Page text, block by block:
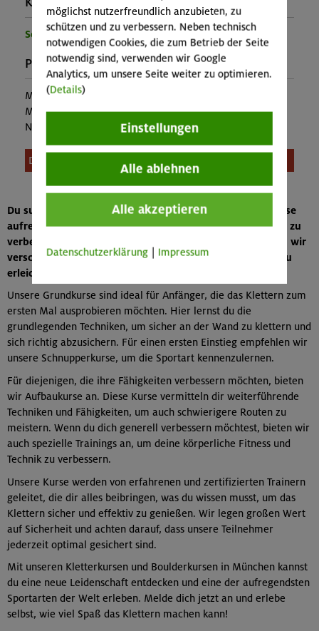
Sektion München
Preise:
Mitglieder:
Mitglieder anderer Sektion:
22,00 €
Nichtmitglieder:
26,00 €
Diese Veranstaltung ist leider nicht mehr buchbar.
Du suchst nach einem Kletterkurs in München, um in diese
aufregende Sportart einzusteigen oder deine Fähigkeiten zu
verbessern? Als Alpenverein München & Oberland bieten wir
verschiedene Kurse an, um den Einstieg in das Klettern zu
erleichtern oder deine Kenntnisse zu vertiefen.
Unsere Grundkurse sind ideal für Anfänger, die das Klettern zum
ersten Mal ausprobieren möchten. Hier lernst du die
grundlegenden Techniken, um sicher an der Wand zu klettern und
sich richtig abzusichern. Für einen ersten Einstieg empfehlen wir
unsere Schnupperkurse, um die Sportart kennenzulernen.
Für diejenigen, die ihre Fähigkeiten verbessern möchten, bieten
wir Aufbaukurse an. Diese Kurse vermitteln dir weiterführende
Techniken und Fähigkeiten, um auch schwierigere Routen zu
meistern. Wenn du dich generell verbessern möchtest, bieten wir
auch spezielle Trainings an, um deine körperliche Fitness und
Technik zu verbessern.
Unsere Kurse werden von erfahrenen und zertifizierten Trainern
geleitet, die dir alles beibringen, was du wissen musst, um das
Klettern sicher und effektiv zu genießen. Wir legen großen Wert
auf Sicherheit und achten darauf, dass unsere Teilnehmer
jederzeit optimal gesichert sind.
Mit unseren Kletterkursen und Boulderkursen in München kannst
du eine neue Leidenschaft entdecken und eine der aufregendsten
Sportarten der Welt erleben. Melde dich jetzt an und erlebe
selbst, wie viel Spaß das Klettern machen kann!
möglichst nutzerfreundlich anzubieten, zu
schützen und zu verbessern. Neben technisch
notwendigen Cookies, die zum Betrieb der Seite
notwendig sind, verwenden wir Google
Analytics, um unsere Seite weiter zu optimieren.
(Details)
Einstellungen
Alle ablehnen
Alle akzeptieren
Datenschutzerklärung Impressum